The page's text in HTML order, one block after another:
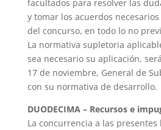
facultados para resolver las
y tomar los acuerdos
del concurso, en todo lo no
La normativa supletoria
sea necesario su aplicación,
17 de noviembre, General de
con su normativa de desarrollo.
DUODECIMA – Recursos e
La concurrencia a las presentes